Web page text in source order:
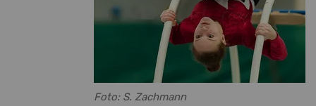
Foto: S. Zachmann